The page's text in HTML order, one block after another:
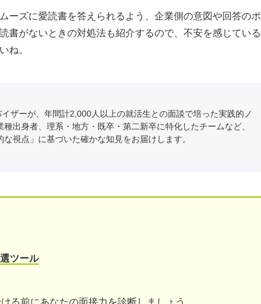
ーズに愛読書を答えられるよう、企業側の意図や回答のポ
書がないときの対処法も紹介するので、不安を感じている
ね。
ザーが、年間計2,000人以上の就活生との面談で培った実践的ノ
出身者、理系・地方・既卒・第二新卒に特化したチームなど、
な視点」に基づいた確かな知見をお届けします。
ツール
る前にあなたの面接力を診断しましょう